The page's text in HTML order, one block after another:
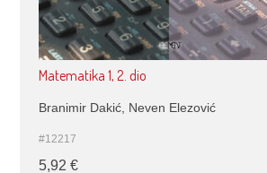
Matematika 1, 2. dio
Branimir Dakić, Neven Elezović
#12217
5,92 €